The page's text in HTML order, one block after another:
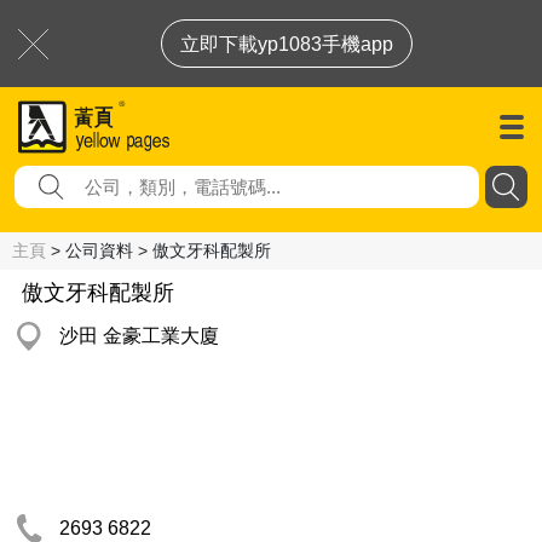
立即下載yp1083手機app
主頁 > 公司資料 > 傲文牙科配製所
傲文牙科配製所
沙田 金豪工業大廈
2693 6822